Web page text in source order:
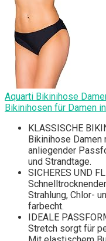
Aquarti Bikinihose
Bikinihosen für Damen
KLASSISCHE
Bikinihose
anliegender
und Strandtage.
SICHERES UND
Strahlung, Chlor-
farbecht.
IDEALE
Stretch sorgt für